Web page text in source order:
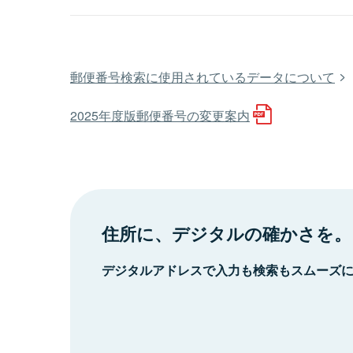
郵便番号検索に使用されているデータについて
2025年度版郵便番号の変更案内
住所に、デジタルの確かさを。
デジタルアドレスで入力も検索もスムーズ